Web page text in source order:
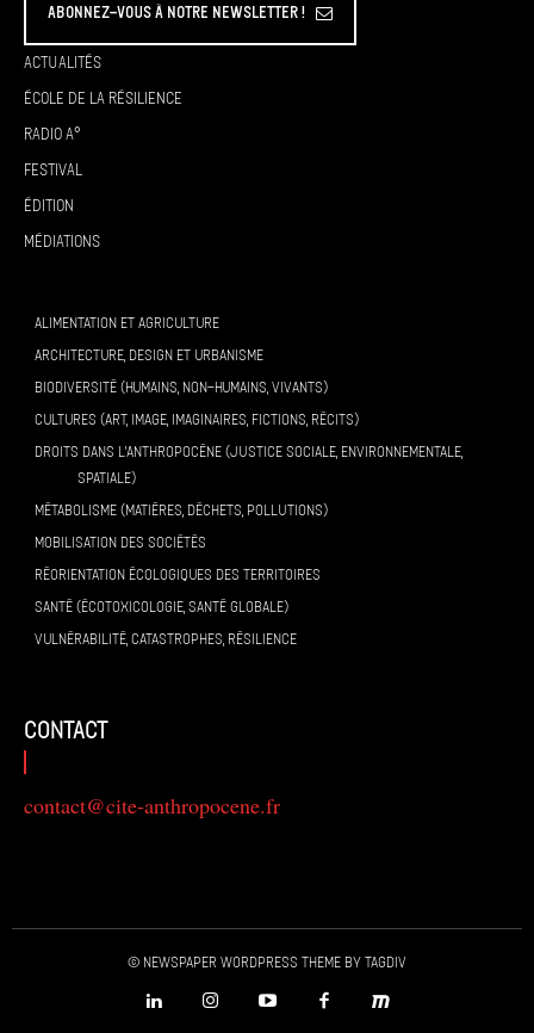
Abonnez-vous à Notre Newsletter !
Actualités
École de la résilience
Radio A°
Festival
Édition
Médiations
ALIMENTATION ET AGRICULTURE
ARCHITECTURE, DESIGN ET URBANISME
BIODIVERSITÉ (HUMAINS, NON-HUMAINS, VIVANTS)
CULTURES (ART, IMAGE, IMAGINAIRES, FICTIONS, RÉCITS)
DROITS DANS L’ANTHROPOCÈNE (JUSTICE SOCIALE, ENVIRONNEMENTALE,
SPATIALE)
MÉTABOLISME (MATIÈRES, DÉCHETS, POLLUTIONS)
MOBILISATION DES SOCIÉTÉS
RÉORIENTATION ÉCOLOGIQUES DES TERRITOIRES
SANTÉ (ÉCOTOXICOLOGIE, SANTÉ GLOBALE)
VULNÉRABILITÉ, CATASTROPHES, RÉSILIENCE
contact
contact@cite-anthropocene.fr
© Newspaper WordPress Theme by TagDiv